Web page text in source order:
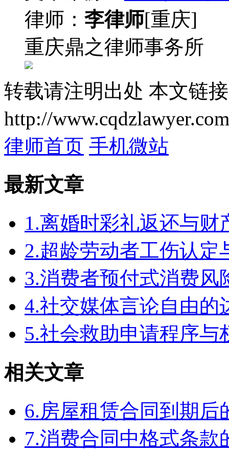
律师： 李律师[重庆]
重庆鼎之律师事务所
转载请注明出处 本文链
http://
律师首页 手机微站
最新文章
1.离婚时彩礼返还与财
2.超龄劳动者工伤认定
3.消费者预付式消费风
4.社交媒体言论自由
5.社会救助申请程序与
相关文章
6.房屋租赁合同到期后
7.消费合同中格式条款